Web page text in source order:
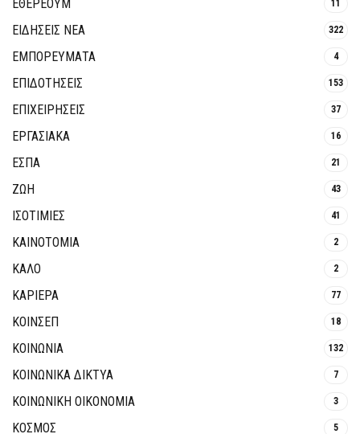
ΕΘΈΡΕΟΥΜ 11
ΕΙΔΗΣΕΙΣ ΝΕΑ 322
ΕΜΠΟΡΕΥΜΑΤΑ 4
ΕΠΙΔΟΤΗΣΕΙΣ 153
ΕΠΙΧΕΙΡΗΣΕΙΣ 37
ΕΡΓΑΣΙΑΚΑ 16
ΕΣΠΑ 21
ΖΩΗ 43
ΙΣΟΤΙΜΙΕΣ 41
ΚΑΙΝΟΤΟΜΊΑ 2
ΚΑΛΟ 2
ΚΑΡΙΕΡΑ 77
ΚΟΙΝΣΕΠ 18
ΚΟΙΝΩΝΙΑ 132
ΚΟΙΝΩΝΙΚΆ ΔΊΚΤΥΑ 7
ΚΟΙΝΩΝΙΚΉ ΟΙΚΟΝΟΜΊΑ 3
ΚΟΣΜΟΣ 5